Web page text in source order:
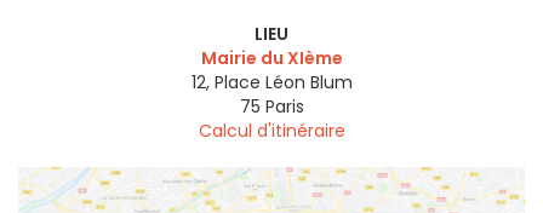
LIEU
Mairie du XIème
12, Place Léon Blum
75 Paris
Calcul d'itinéraire